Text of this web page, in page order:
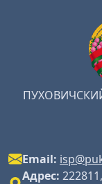
Email:
Адрес: